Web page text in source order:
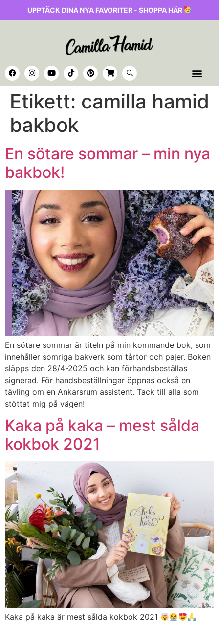
UPPTÄCK DINA NYA FAVORITER - SHOPPA HÄR
Etikett: camilla hamid
bakbok
En sötare sommar – min nya
bakbok!
En sötare sommar är titeln på min kommande bok, som
innehåller somriga bakverk som tårtor och pajer. Boken
släpps den 28/4-2025 och kan förhandsbeställas
signerad. För handsbeställningar öppnas också en
tävling om en Ankarsrum assistent. Tack till alla som
stöttat mig på vägen!
Kaka på kaka – mest sålda
kokbok 2021
Kaka på kaka är mest sålda kokbok 2021